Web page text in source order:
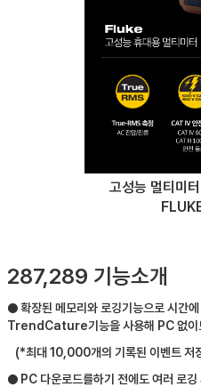
고성능 멀티미
287,289 기능소개
● 확장된 메모리와 로깅기능으로 시간
TrendCature기능을 사용해 PC 없이
(*최대 10,000개의 기록된 이벤트 저
● PC 다운로드를하기 전에도 여러 로깅